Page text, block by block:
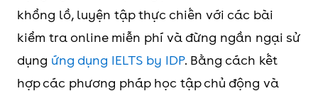
khổng lồ, luyện tập thực chiến với các bài
kiểm tra online miễn phí và đừng ngần ngại sử
dụng ứng dụng IELTS by IDP. Bằng cách kết
hợp các phương pháp học tập chủ động và